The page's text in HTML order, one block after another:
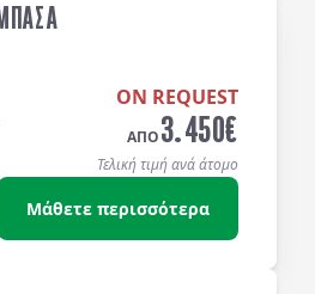
ON REQUEST
ΑΠΟ3.450€
Τελική τιμή ανά άτομο
Μάθετε περισσότερα